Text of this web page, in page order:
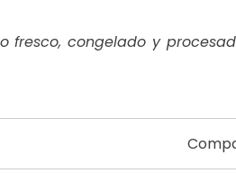
fresco, congelado y